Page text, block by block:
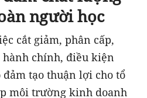
người học
cắt giảm, phân cấp,
chính, điều kiện
tạo thuận lợi cho tổ
môi trường kinh doanh